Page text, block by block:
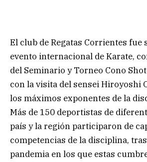
El club de Regatas Corrientes fue
evento internacional de Karate,
del Seminario y Torneo Cono
con la visita del sensei Hiroyoshi
los máximos exponentes de la
Más de 150 deportistas de
país y la región participaron de
competencias de la disciplina,
pandemia en los que estas